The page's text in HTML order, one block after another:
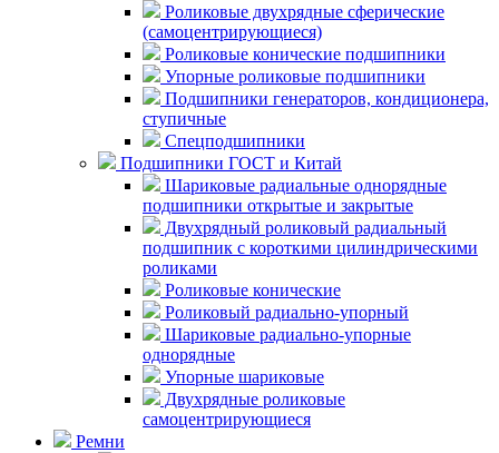
Роликовые двухрядные сферические
(самоцентрирующиеся)
Роликовые конические подшипники
Упорные роликовые подшипники
Подшипники генераторов, кондиционера,
ступичные
Спецподшипники
Подшипники ГОСТ и Китай
Шариковые радиальные однорядные
подшипники открытые и закрытые
Двухрядный роликовый радиальный
подшипник с короткими цилиндрическими
роликами
Роликовые конические
Роликовый радиально-упорный
Шариковые радиально-упорные
однорядные
Упорные шариковые
Двухрядные роликовые
самоцентрирующиеся
Ремни